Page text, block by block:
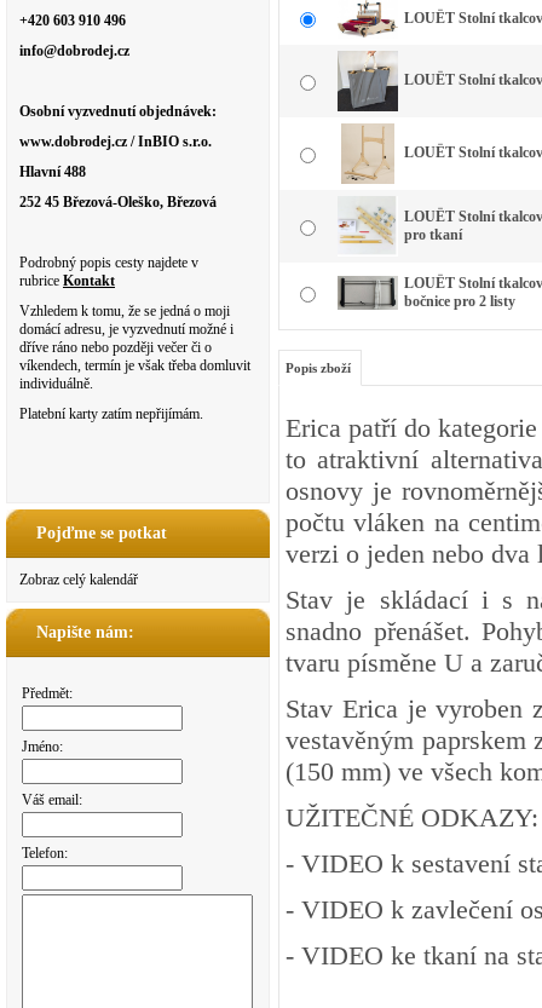
+420 603 910 496
info@dobrodej.cz
Osobní vyzvednutí objednávek:
www.dobrodej.cz / InBIO s.r.o.
Hlavní 488
252 45 Březová-Oleško, Březová
Podrobný popis cesty najdete v
rubrice Kontakt
Vzhledem k tomu, že se jedná o moji
domácí adresu, je vyzvednutí možné i
dříve ráno nebo později večer či o
víkendech, termín je však třeba domluvit
individuálně.
Platební karty zatím nepřijímám.
Pojďme se potkat
Zobraz celý kalendář
Napište nám:
Předmět:
Jméno:
Váš email:
Telefon:
LOUËT Stolní
LOUËT Stolní
LOUËT Stolní
LOUËT Stolní
pro tkaní
LOUËT Stolní
bočnice pro 2 listy
Popis zboží
Erica patří do
to atraktivní
osnovy je
počtu vláken na
verzi o jeden nebo
Stav je skládací i s
snadno přenášet.
tvaru písměne U a
Stav Erica je vyroben
vestavěným
(150 mm) ve všech
UŽITEČNÉ ODKAZY:
- VIDEO k sestavení
- VIDEO k zavlečení
- VIDEO ke tkaní na